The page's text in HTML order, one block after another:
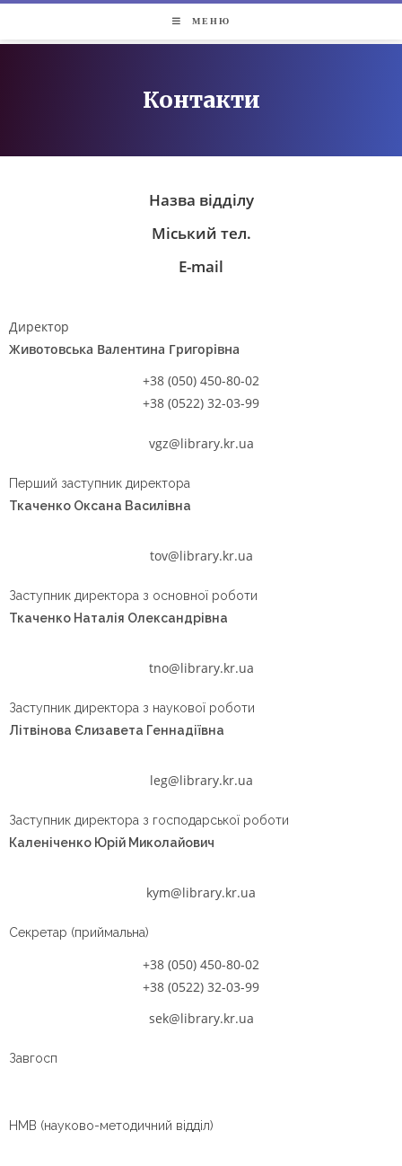
МЕНЮ
Контакти
Назва відділу
Міський тел.
E-mail
Директор
Животовська Валентина Григорівна
+38 (050) 450-80-02
+38 (0522) 32-03-99
vgz@library.kr.ua
Перший заступник директора
Ткаченко Оксана Василівна
tov@library.kr.ua
Заступник директора з основної роботи
Ткаченко Наталія Олександрівна
tno@library.kr.ua
Заступник директора з наукової роботи
Літвінова Єлизавета Геннадіївна
leg@library.kr.ua
Заступник директора з господарської роботи
Каленіченко Юрій Миколайович
kym@library.kr.ua
Секретар (приймальна)
+38 (050) 450-80-02
+38 (0522) 32-03-99
sek@library.kr.ua
Завгосп
НМВ (науково-методичний відділ)